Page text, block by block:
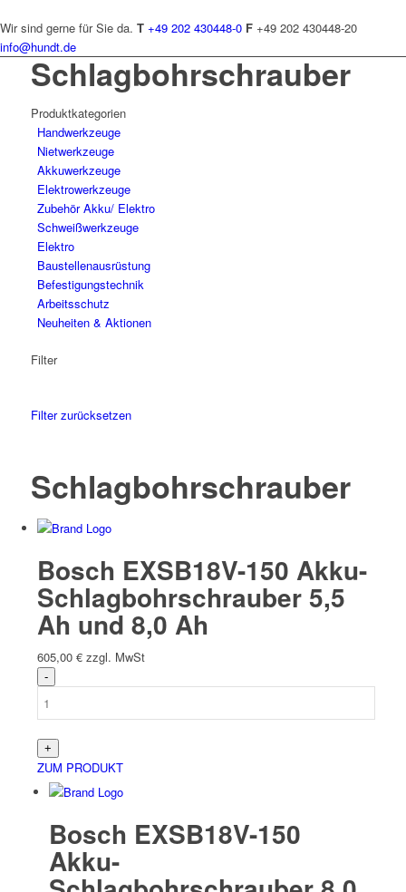
Wir sind gerne für Sie da. T +49 202 430448-0 F +49 202 430448-20
info@hundt.de
Schlagbohrschrauber
Produktkategorien
Hand­werk­zeuge
Niet­werk­zeuge
Akkuwerkzeuge
Elektro­werk­zeuge
Zubehör Akku/ Elektro
Schweiß­werk­zeuge
Elektro
Bau­stellen­aus­rüstung
Befesti­gungs­technik
Arbeits­schutz
Neuheiten & Aktionen
Filter
Filter zurücksetzen
Schlagbohrschrauber
Bosch EXSB18V-150 Akku-
Schlagbohrschrauber 5,5
Ah und 8,0 Ah
605,00 € zzgl. MwSt
ZUM PRODUKT
Bosch EXSB18V-150
Akku-